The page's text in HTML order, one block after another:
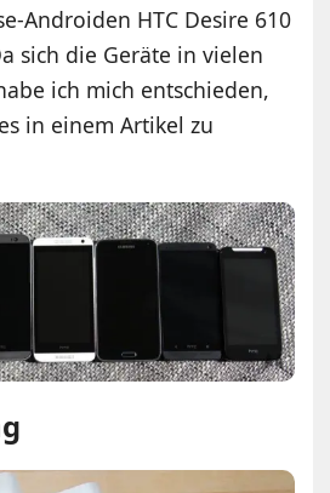
Androiden HTC Desire 610
sich die Geräte in vielen
ich mich entschieden,
in einem Artikel zu